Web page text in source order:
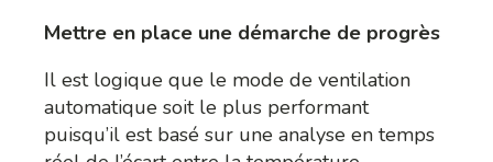
Mettre en place une démarche de progrès
Il est logique que le mode de ventilation
automatique soit le plus performant
puisqu’il est basé sur une analyse en temps